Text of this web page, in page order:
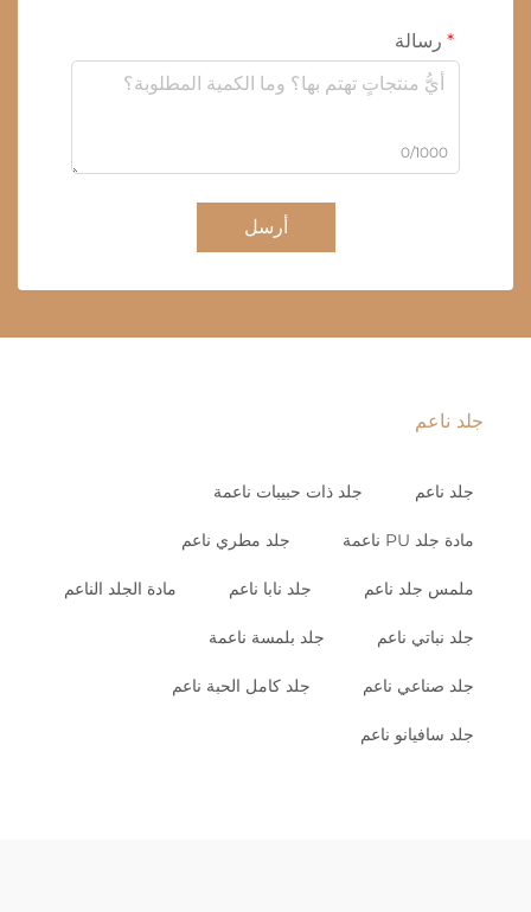
رسالة
0/1000
أرسل
جلد ناعم
جلد ناعم جلد ذات حبيبات ناعمة
مادة جلد PU ناعمة جلد مطري ناعم
ملمس جلد ناعم جلد نابا ناعم مادة الجلد الناعم
جلد نباتي ناعم جلد بلمسة ناعمة
جلد صناعي ناعم جلد كامل الحبة ناعم
جلد سافيانو ناعم